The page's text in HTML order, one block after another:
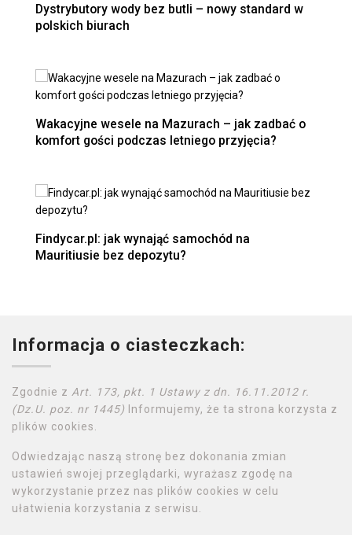
Dystrybutory wody bez butli – nowy standard w
polskich biurach
Wakacyjne wesele na Mazurach – jak zadbać o
komfort gości podczas letniego przyjęcia?
Findycar.pl: jak wynająć samochód na
Mauritiusie bez depozytu?
Informacja o ciasteczkach:
Zgodnie z Art. 173, pkt. 1 Ustawy z dn. 16.11.2012 r.
(Dz.U. poz. nr 1445) Informujemy, że ta strona korzysta z
plików cookies.
Odwiedzając naszą stronę bez dokonania zmian
ustawień swojej przeglądarki, wyrażasz zgodę na
wykorzystanie przez nas plików cookies w celu
ułatwienia korzystania z serwisu.